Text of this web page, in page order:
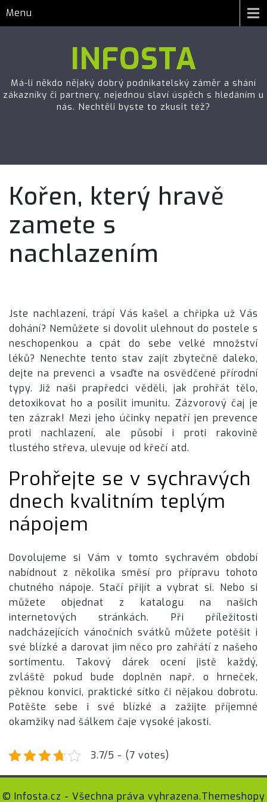
Menu
INFOSTA
Má-li někdo nějaký dobrý podnikatelský záměr a shání
zákazníky či partnery, nejednou slaví úspěch s hledáním u
nás. Nechtěli byste to zkusit též?
Kořen, který hravě
zamete s
nachlazením
Jste nachlazení, trápí Vás kašel a chřipka už Vás
dohání? Nemůžete si dovolit ulehnout do postele s
neschopenkou a cpát do sebe velké množství
léků? Nenechte tento stav zajít zbytečně daleko,
dejte na prevenci a vsaďte na osvědčené přírodní
typy. Již naši prapředci věděli, jak prohřát tělo,
detoxikovat ho a posílit imunitu. Zázvorový čaj je
ten zázrak! Mezi jeho účinky nepatří jen prevence
proti nachlazení, ale působí i proti rakovině
tlustého střeva, ulevuje od křečí atd.
Prohřejte se v sychravých
dnech kvalitním teplým
nápojem
Dovolujeme si Vám v tomto sychravém období
nabídnout z několika směsí pro přípravu tohoto
chutného nápoje. Stačí přijít a vybrat si. Nebo si
můžete objednat z katalogu na našich
internetových stránkách. Při příležitosti
nadcházejících vánočních svátků můžete potěšit i
své blízké a darovat jim něco pro zahřátí z našeho
sortimentu. Takový dárek ocení jistě každý,
zvláště pokud bude doplněn např. o hrneček,
pěknou konvici, praktické sítko či nějakou dobrotu.
Potěšte sebe i své blízké a zažijte příjemné
okamžiky nad šálkem čaje vysoké jakosti.
3.7/5 - (7 votes)
© Infosta.cz - Všechna práva vyhrazena.Themeshopy